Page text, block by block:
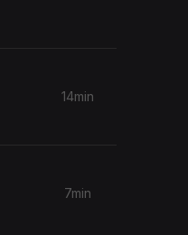
14min
7min